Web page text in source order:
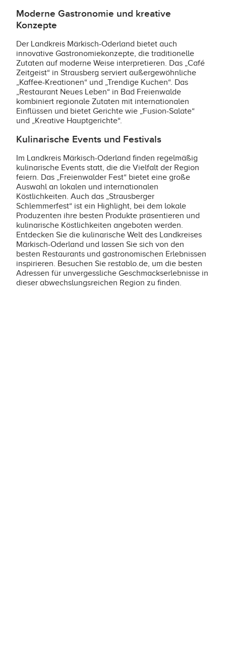
Moderne Gastronomie und kreative
Konzepte
Der Landkreis Märkisch-Oderland bietet auch
innovative Gastronomiekonzepte, die traditionelle
Zutaten auf moderne Weise interpretieren. Das „Café
Zeitgeist“ in Strausberg serviert außergewöhnliche
„Kaffee-Kreationen“ und „Trendige Kuchen“. Das
„Restaurant Neues Leben“ in Bad Freienwalde
kombiniert regionale Zutaten mit internationalen
Einflüssen und bietet Gerichte wie „Fusion-Salate“
und „Kreative Hauptgerichte“.
Kulinarische Events und Festivals
Im Landkreis Märkisch-Oderland finden regelmäßig
kulinarische Events statt, die die Vielfalt der Region
feiern. Das „Freienwalder Fest“ bietet eine große
Auswahl an lokalen und internationalen
Köstlichkeiten. Auch das „Strausberger
Schlemmerfest“ ist ein Highlight, bei dem lokale
Produzenten ihre besten Produkte präsentieren und
kulinarische Köstlichkeiten angeboten werden.
Entdecken Sie die kulinarische Welt des Landkreises
Märkisch-Oderland und lassen Sie sich von den
besten Restaurants und gastronomischen Erlebnissen
inspirieren. Besuchen Sie restablo.de, um die besten
Adressen für unvergessliche Geschmackserlebnisse in
dieser abwechslungsreichen Region zu finden.